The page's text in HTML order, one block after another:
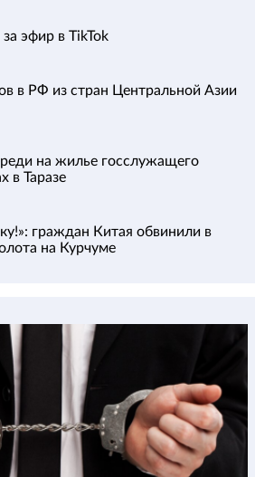
эфир в TikTok
в РФ из стран Центральной Азии
на жилье госслужащего
в Таразе
граждан Китая обвинили в
на Курчуме